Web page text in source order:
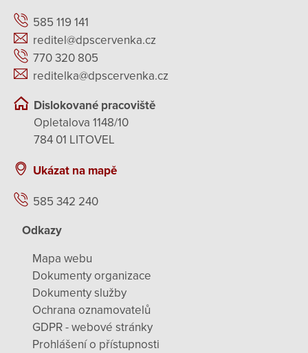
585 119 141
reditel@dpscervenka.cz
770 320 805
reditelka@dpscervenka.cz
Dislokované pracoviště
Opletalova 1148/10
784 01 LITOVEL
Ukázat na mapě
585 342 240
Odkazy
Mapa webu
Dokumenty organizace
Dokumenty služby
Ochrana oznamovatelů
GDPR - webové stránky
Prohlášení o přístupnosti